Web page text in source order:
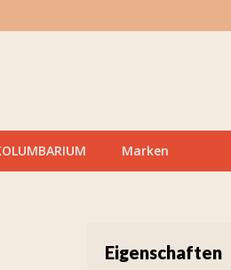
Marken
Eigenschaften